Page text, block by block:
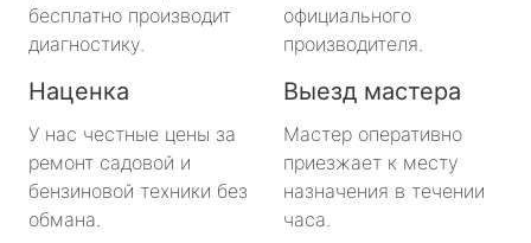
бесплатно производит
диагностику.
официального
производителя.
Наценка
У нас честные цены за
ремонт садовой и
бензиновой техники без
обмана.
Выезд мастера
Мастер оперативно
приезжает к месту
назначения в течении
часа.